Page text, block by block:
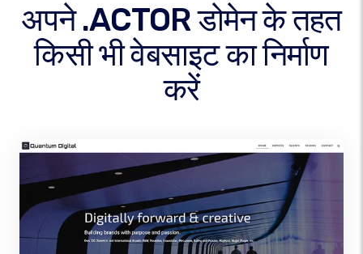
अपने .ACTOR डोमेन के तहत
किसी भी वेबसाइट का निर्माण
करें